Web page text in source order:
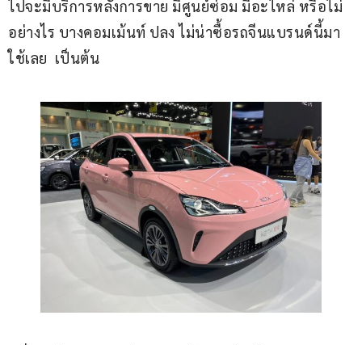
ไปจะมีบริการหลังการขาย มีศูนย์ซ่อม มีอะไหล่ หรือไม่
อย่างไร บางคอมเม้นท์ ปลง ไม่น่าซื้อรถจีนแบรนด์นี้มา
ใช้เลย  เป็นต้น